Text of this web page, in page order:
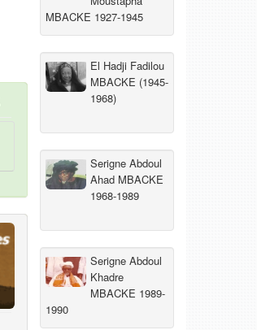
MBACKE 1927-1945
El Hadji Fadilou
MBACKE (1945-
1968)
Serigne Abdoul
Ahad MBACKE
1968-1989
Serigne Abdoul
Khadre
MBACKE 1989-
1990